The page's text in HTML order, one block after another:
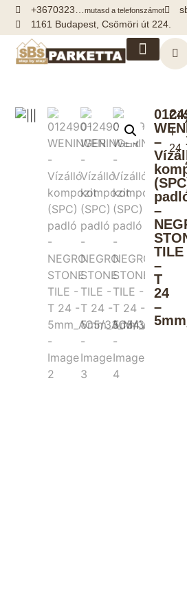
+3670323…mutasd a telefonszámot
1161 Budapest, Csömöri út 224.
–
–
TILE
–
T
24
–
T
24